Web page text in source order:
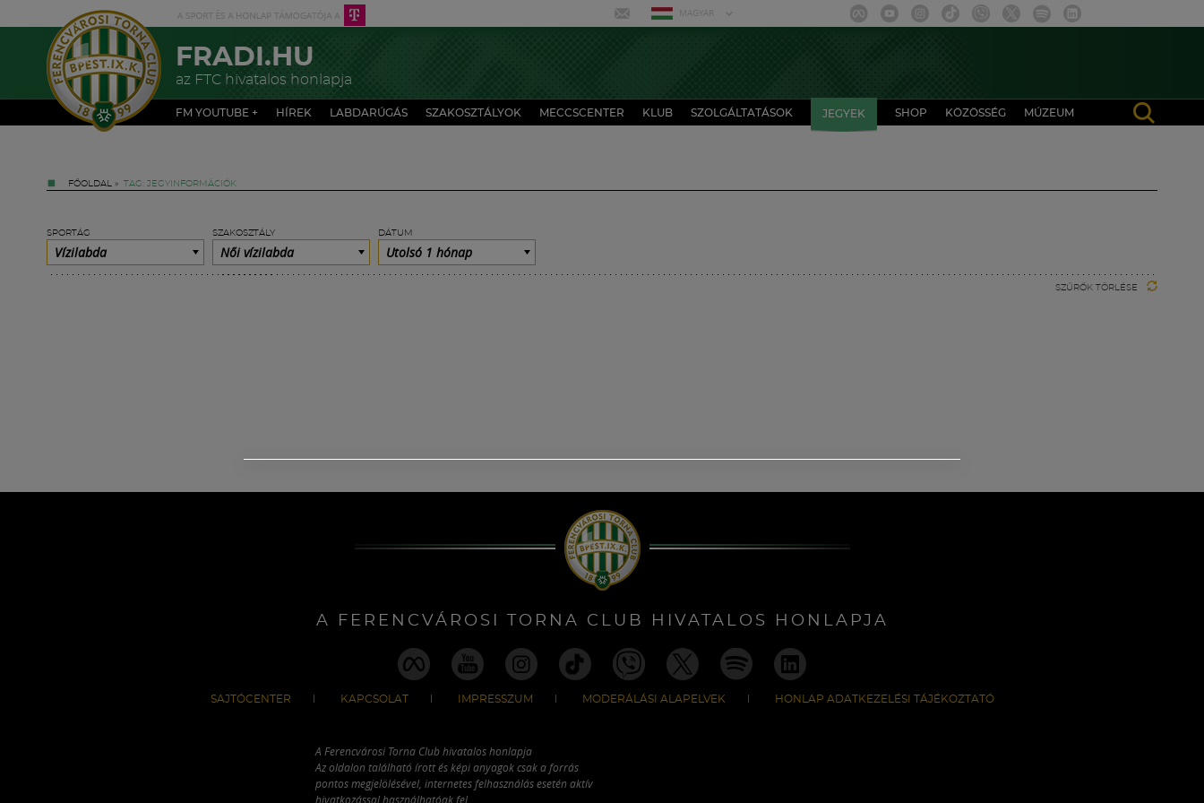
MAGYAR
FRADI.HU
az FTC hivatalos honlapja
FM YOUTUBE + HÍREK LABDARÚGÁS SZAKOSZTÁLYOK MECCSCENTER KLUB SZOLGÁLTATÁSOK JEGYEK SHOP KÖZÖSSÉG MÚZEUM
FŐOLDAL » TAG: JEGYINFORMÁCIÓK
SPORTÁG
Vízilabda
SZAKOSZTÁLY
Női vízilabda
DÁTUM
Utolsó 1 hónap
SZŰRŐK TÖRLÉSE
A FERENCVÁROSI TORNA CLUB HIVATALOS HONLAPJA
SAJTÓCENTER KAPCSOLAT IMPRESSZUM MODERÁLÁSI ALAPELVEK HONLAP ADATKEZELÉSI TÁJÉKOZTATÓ
A Ferencvárosi Torna Club hivatalos honlapja
Az oldalon található írott és képi anyagok csak a forrás
pontos megjelölésével, internetes felhasználás esetén aktív
hivatkozással használhatóak fel.